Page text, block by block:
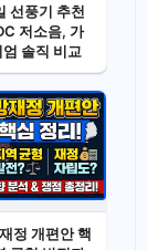
선풍기 추천
저소음, 가
솔직 비교
정 개편안 핵